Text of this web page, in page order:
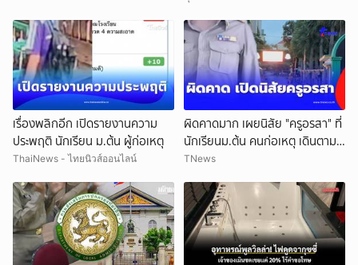
เรื่องพลิกอีก เปิดรายงานความ
ประพฤติ นักเรียน ม.ต้น ผู้ก่อเหตุ
ThaiNews - ไทยนิวส์ออนไลน์
ผิดคาดมาก เผยนิสัย "ครูอรสา" ที่
นักเรียนม.ต้น คนก่อเหตุ เดินตาม
หา
TNews